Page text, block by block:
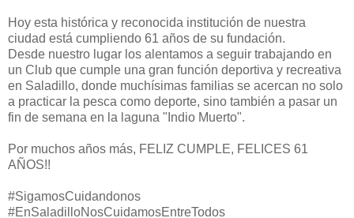
Hoy esta histórica y reconocida institución de nuestra
ciudad está cumpliendo 61 años de su fundación.
Desde nuestro lugar los alentamos a seguir trabajando en
un Club que cumple una gran función deportiva y recreativa
en Saladillo, donde muchísimas familias se acercan no solo
a practicar la pesca como deporte, sino también a pasar un
fin de semana en la laguna "Indio Muerto".
Por muchos años más, FELIZ CUMPLE, FELICES 61
AÑOS!!
#SigamosCuidandonos
#EnSaladilloNosCuidamosEntreTodos